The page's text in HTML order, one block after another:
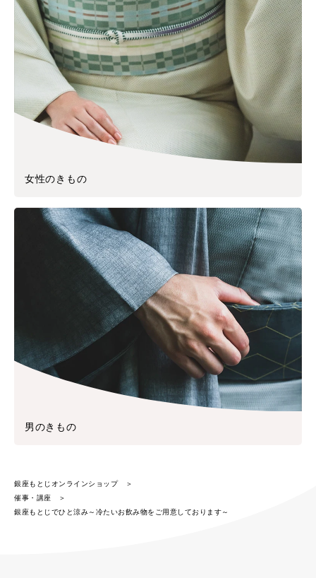
女性のきもの
男のきもの
銀座もとじオンラインショップ
催事・講座
銀座もとじでひと涼み～冷たいお飲み物をご用意しております～